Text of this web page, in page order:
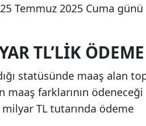
Temmuz 2025 Cuma günü
TL’LIK ÖDEME
statüsünde maaş alan
farklarının ödeneceği
TL tutarında ödeme